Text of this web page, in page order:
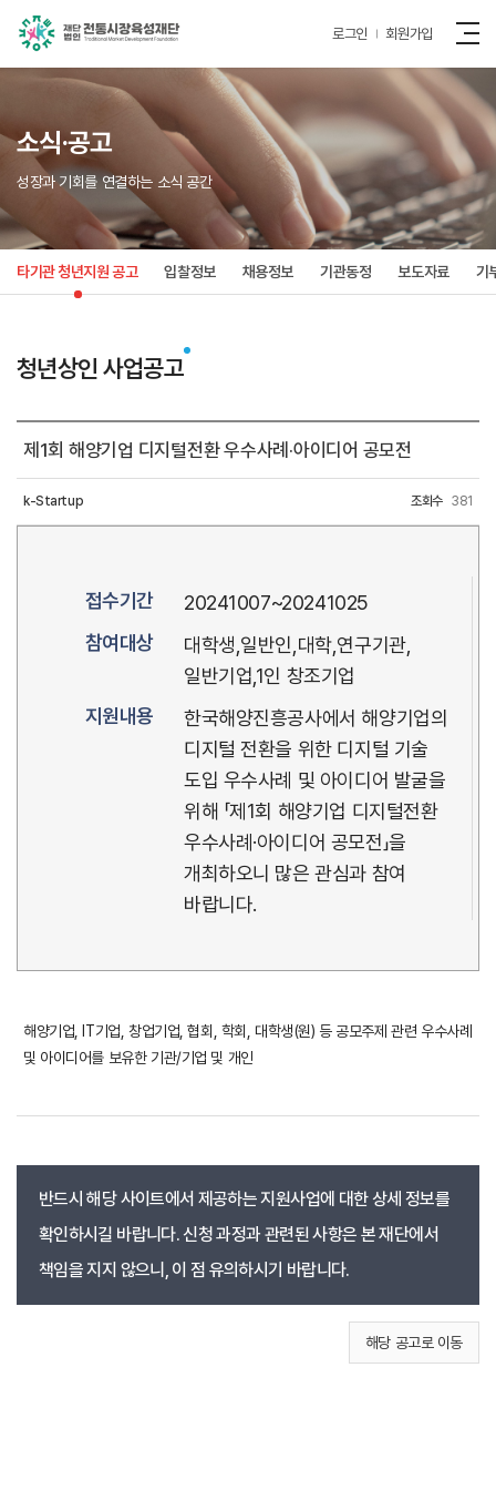
로그인 회원가입
소식·공고
성장과 기회를 연결하는 소식 공간
타기관 청년지원 공고 입찰정보 채용정보 기관동정 보도자료 기
청년상인 사업공고
제1회 해양기업 디지털전환 우수사례·아이디어 공모전
k-Startup 조회수 381
접수기간
20241007~20241025
참여대상
대학생,일반인,대학,연구기관,
일반기업,1인 창조기업
지원내용
한국해양진흥공사에서 해양기업의
디지털 전환을 위한 디지털 기술
도입 우수사례 및 아이디어 발굴을
위해 「제1회 해양기업 디지털전환
우수사례·아이디어 공모전」을
개최하오니 많은 관심과 참여
바랍니다.
해양기업, IT기업, 창업기업, 협회, 학회, 대학생(원) 등 공모주제 관련 우수사례
및 아이디어를 보유한 기관/기업 및 개인
반드시 해당 사이트에서 제공하는 지원사업에 대한 상세 정보를
확인하시길 바랍니다. 신청 과정과 관련된 사항은 본 재단에서
책임을 지지 않으니, 이 점 유의하시기 바랍니다.
해당 공고로 이동